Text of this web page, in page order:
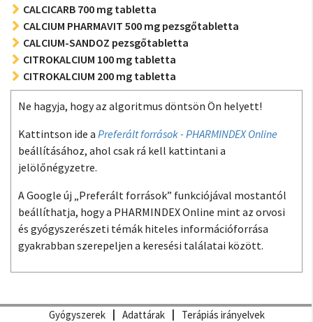
CALCICARB 700 mg tabletta
CALCIUM PHARMAVIT 500 mg pezsgőtabletta
CALCIUM-SANDOZ pezsgőtabletta
CITROKALCIUM 100 mg tabletta
CITROKALCIUM 200 mg tabletta
Ne hagyja, hogy az algoritmus döntsön Ön helyett!
Kattintson ide a Preferált források - PHARMINDEX Online
beállításához, ahol csak rá kell kattintani a
jelölőnégyzetre.
A Google új „Preferált források” funkciójával mostantól
beállíthatja, hogy a PHARMINDEX Online mint az orvosi
és gyógyszerészeti témák hiteles információforrása
gyakrabban szerepeljen a keresési találatai között.
Gyógyszerek Adattárak
Terápiás irányelvek